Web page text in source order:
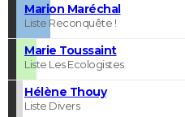
Marion Maréchal
Liste Reconquête !
Marie Toussaint
Liste Les Ecologistes
Hélène Thouy
Liste Divers